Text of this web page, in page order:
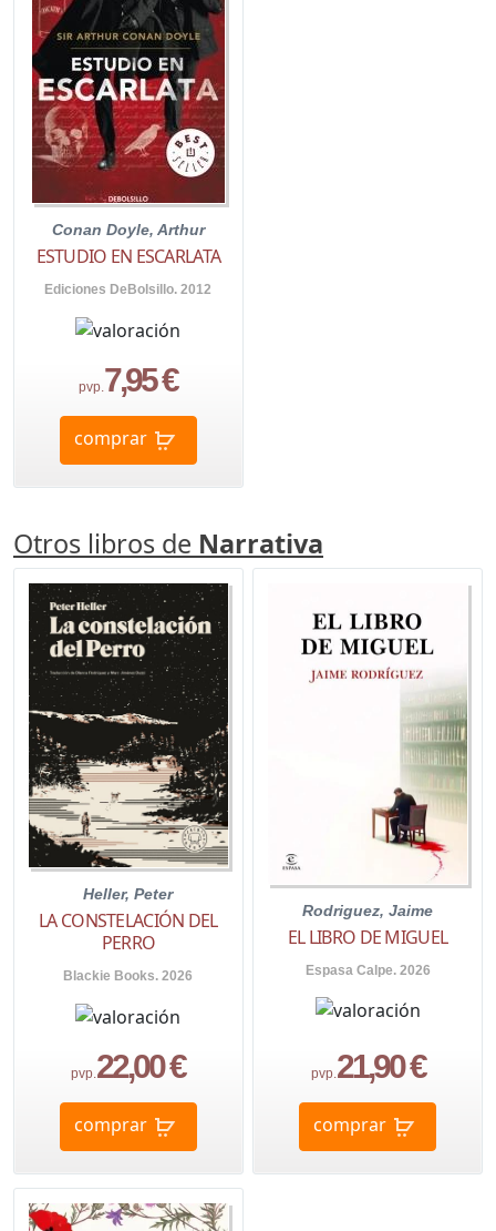
Conan Doyle, Arthur
ESTUDIO EN ESCARLATA
Ediciones DeBolsillo. 2012
pvp. 7,95 €
comprar
Otros libros de Narrativa
Heller, Peter
LA CONSTELACIÓN DEL
PERRO
Blackie Books. 2026
pvp.22,00 €
comprar
Rodriguez, Jaime
EL LIBRO DE MIGUEL
Espasa Calpe. 2026
pvp.21,90 €
comprar